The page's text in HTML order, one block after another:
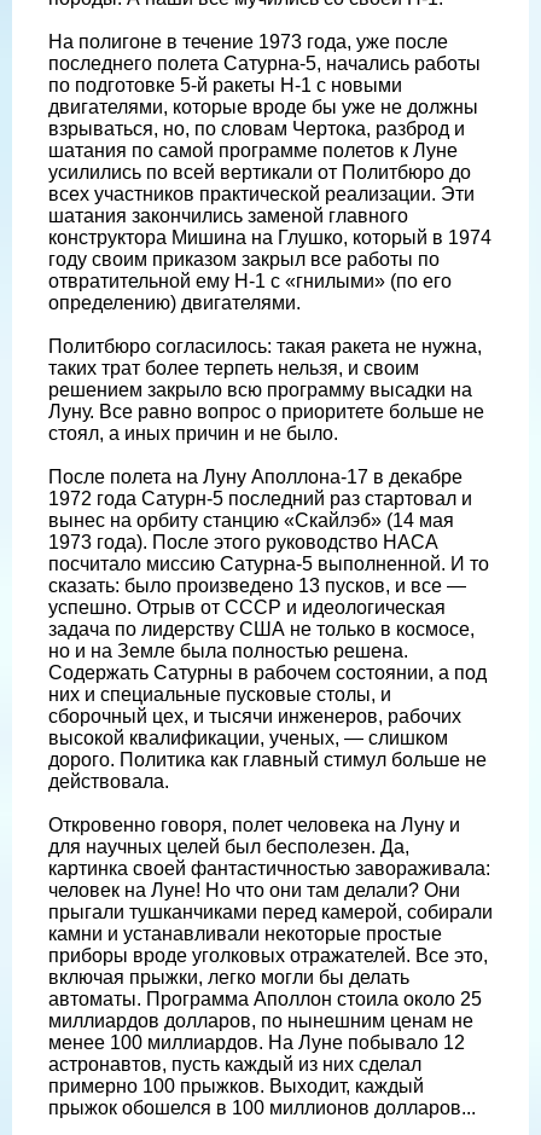
На полигоне в течение 1973 года, уже после
последнего полета Сатурна-5, начались работы
по подготовке 5-й ракеты Н-1 с новыми
двигателями, которые вроде бы уже не должны
взрываться, но, по словам Чертока, разброд и
шатания по самой программе полетов к Луне
усилились по всей вертикали от Политбюро до
всех участников практической реализации. Эти
шатания закончились заменой главного
конструктора Мишина на Глушко, который в 1974
году своим приказом закрыл все работы по
отвратительной ему Н-1 с «гнилыми» (по его
определению) двигателями.
Политбюро согласилось: такая ракета не нужна,
таких трат более терпеть нельзя, и своим
решением закрыло всю программу высадки на
Луну. Все равно вопрос о приоритете больше не
стоял, а иных причин и не было.
После полета на Луну Аполлона-17 в декабре
1972 года Сатурн-5 последний раз стартовал и
вынес на орбиту станцию «Скайлэб» (14 мая
1973 года). После этого руководство НАСА
посчитало миссию Сатурна-5 выполненной. И то
сказать: было произведено 13 пусков, и все —
успешно. Отрыв от СССР и идеологическая
задача по лидерству США не только в космосе,
но и на Земле была полностью решена.
Содержать Сатурны в рабочем состоянии, а под
них и специальные пусковые столы, и
сборочный цех, и тысячи инженеров, рабочих
высокой квалификации, ученых, — слишком
дорого. Политика как главный стимул больше не
действовала.
Откровенно говоря, полет человека на Луну и
для научных целей был бесполезен. Да,
картинка своей фантастичностью завораживала:
человек на Луне! Но что они там делали? Они
прыгали тушканчиками перед камерой, собирали
камни и устанавливали некоторые простые
приборы вроде уголковых отражателей. Все это,
включая прыжки, легко могли бы делать
автоматы. Программа Аполлон стоила около 25
миллиардов долларов, по нынешним ценам не
менее 100 миллиардов. На Луне побывало 12
астронавтов, пусть каждый из них сделал
примерно 100 прыжков. Выходит, каждый
прыжок обошелся в 100 миллионов долларов...